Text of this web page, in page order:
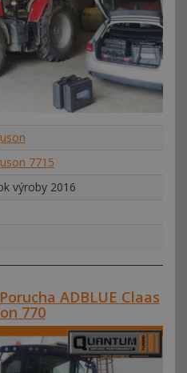
7715
výroby 2016
ADBLUE Claas
770